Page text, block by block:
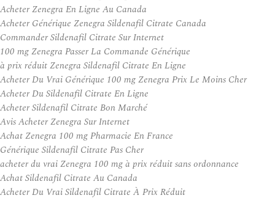
Acheter Zenegra En Ligne Au Canada
Acheter Générique Zenegra Sildenafil Citrate Canada
Commander Sildenafil Citrate Sur Internet
100 mg Zenegra Passer La Commande Générique
à prix réduit Zenegra Sildenafil Citrate En Ligne
Acheter Du Vrai Générique 100 mg Zenegra Prix Le Moins Cher
Acheter Du Sildenafil Citrate En Ligne
Acheter Sildenafil Citrate Bon Marché
Avis Acheter Zenegra Sur Internet
Achat Zenegra 100 mg Pharmacie En France
Générique Sildenafil Citrate Pas Cher
acheter du vrai Zenegra 100 mg à prix réduit sans ordonnance
Achat Sildenafil Citrate Au Canada
Acheter Du Vrai Sildenafil Citrate À Prix Réduit